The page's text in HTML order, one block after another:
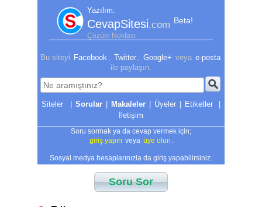
Yazılım.
CevapSitesi.com Beta!
Çözüm Noktası
Bu siteyi Facebook Twitter Google+ veya e-posta
ile paylaşın.
| Sorular | Makaleler | Üyeler | Etiketler
|
İletişim
Soru sormak ya da cevap vermek için;
giriş yapın veya üye olun
Sosyal medya hesaplarınızla da giriş yapabilirsiniz.
Soru Sor